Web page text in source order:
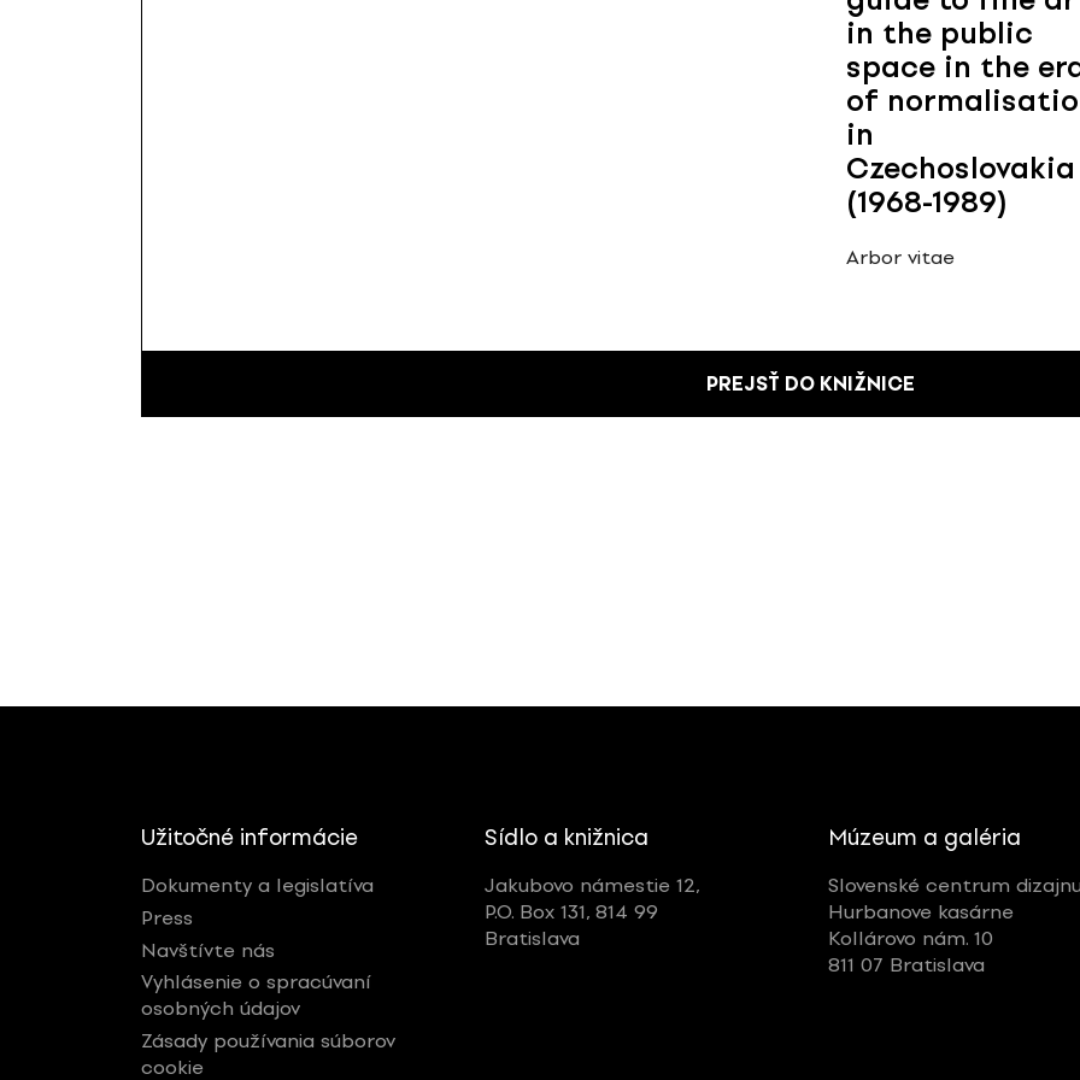
in the public
space in the
of
in
Czechoslovakia
(1968-1989)
Arbor vitae
PREJSŤ DO KNIŽNICE
Užitočné informácie
Dokumenty a legislatíva
Press
Navštívte nás
Vyhlásenie o spracúvaní
osobných údajov
Zásady používania súborov
cookie
Sídlo a knižnica
Jakubovo námestie 12,
P.O. Box 131, 814 99
Bratislava
Múzeum a galéria
Slovenské centrum
Hurbanove kasárne
Kollárovo nám. 10
811 07 Bratislava